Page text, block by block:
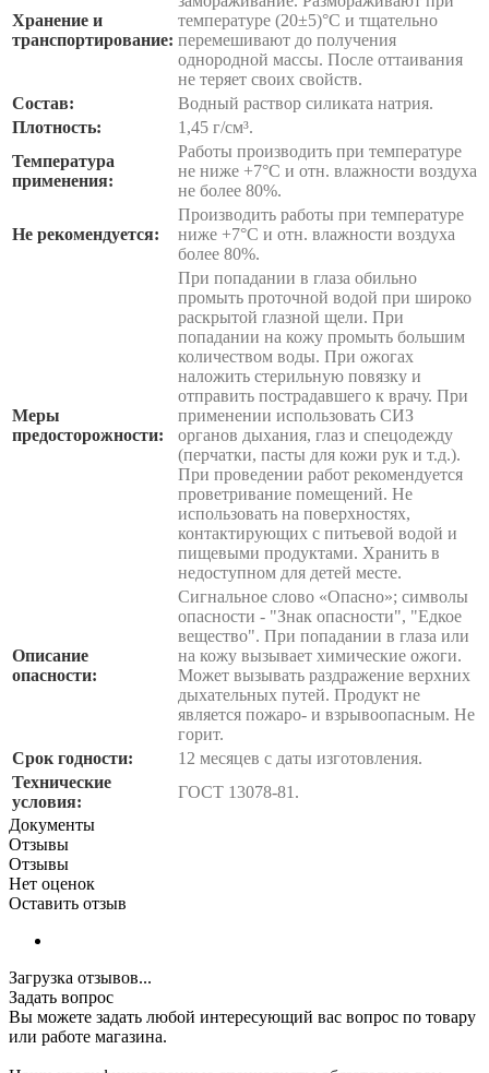
Хранение и
транспортирование:
температуре (20±5)°С и тщательно
перемешивают до получения
однородной массы. После оттаивания
не теряет своих свойств.
Состав:
Водный раствор силиката натрия.
Плотность:
1,45 г/см³.
Температура
применения:
Работы производить при температуре
не ниже +7°С и отн. влажности воздуха
не более 80%.
Не рекомендуется:
Производить работы при температуре
ниже +7°С и отн. влажности воздуха
более 80%.
Меры
предосторожности:
При попадании в глаза обильно
промыть проточной водой при широко
раскрытой глазной щели. При
попадании на кожу промыть большим
количеством воды. При ожогах
наложить стерильную повязку и
отправить пострадавшего к врачу. При
применении использовать СИЗ
органов дыхания, глаз и спецодежду
(перчатки, пасты для кожи рук и т.д.).
При проведении работ рекомендуется
проветривание помещений. Не
использовать на поверхностях,
контактирующих с питьевой водой и
пищевыми продуктами. Хранить в
недоступном для детей месте.
Описание
опасности:
Сигнальное слово «Опасно»; символы
опасности - "Знак опасности", "Едкое
вещество". При попадании в глаза или
на кожу вызывает химические ожоги.
Может вызывать раздражение верхних
дыхательных путей. Продукт не
является пожаро- и взрывоопасным. Не
горит.
Срок годности:
12 месяцев с даты изготовления.
Технические
условия:
ГОСТ 13078-81.
Документы
Отзывы
Отзывы
Нет оценок
Оставить отзыв
Загрузка отзывов...
Задать вопрос
Вы можете задать любой интересующий вас вопрос по товару
или работе магазина.